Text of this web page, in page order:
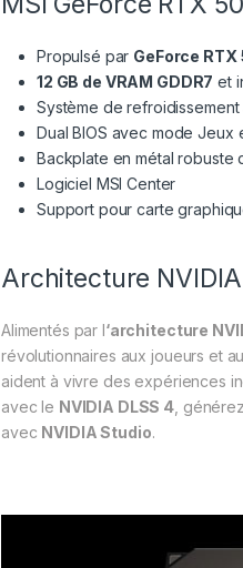
Propulsé par GeForce RTX
12 GB de VRAM GDDR7 et
Système de refroidissement
Dual BIOS avec mode Jeux
Backplate en métal robuste
Logiciel MSI Center
Support pour carte
Architecture
Alimentés par l‘architecture
révolutionnaires aux joueurs et
aident à vivre des expériences
avec le NVIDIA DLSS 4 ,
avec NVIDIA Studio.